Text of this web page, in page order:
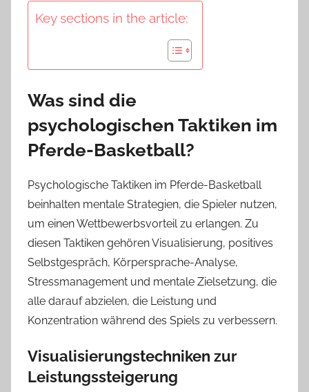
Key sections in the article:
Was sind die
psychologischen Taktiken im
Pferde-Basketball?
Psychologische Taktiken im Pferde-Basketball
beinhalten mentale Strategien, die Spieler nutzen,
um einen Wettbewerbsvorteil zu erlangen. Zu
diesen Taktiken gehören Visualisierung, positives
Selbstgespräch, Körpersprache-Analyse,
Stressmanagement und mentale Zielsetzung, die
alle darauf abzielen, die Leistung und
Konzentration während des Spiels zu verbessern.
Visualisierungstechniken zur
Leistungssteigerung